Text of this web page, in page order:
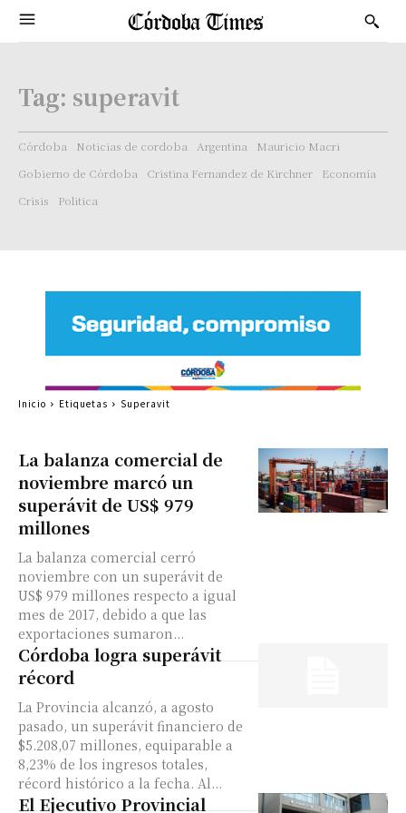
Tag: superavit
Córdoba Noticias de cordoba Argentina
Mauricio Macri
Gobierno de Córdoba
Cristina Fernandez de Kirchner
Economía
Crisis
Politica
La balanza comercial de
noviembre marcó un
superávit de US$ 979
millones
La balanza comercial cerró
noviembre con un superávit de
US$ 979 millones respecto a igual
mes de 2017, debido a que las
exportaciones sumaron...
Córdoba logra superávit
récord
La Provincia alcanzó, a agosto
pasado, un superávit financiero de
$5.208,07 millones, equiparable a
8,23% de los ingresos totales,
récord histórico a la fecha. Al...
El Ejecutivo Provincial
Inicio Etiquetas Superavit